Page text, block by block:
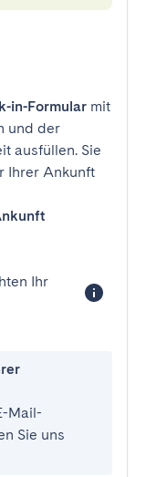
in-Formular mit
und der
ausfüllen. Sie
Ihrer Ankunft
Ihr
Mail-
Sie uns